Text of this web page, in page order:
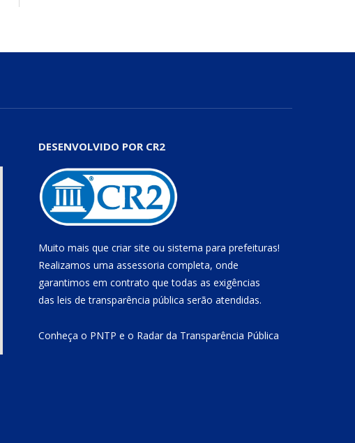
DESENVOLVIDO POR CR2
Muito mais que criar site ou sistema para prefeituras!
Realizamos uma assessoria completa, onde
garantimos em contrato que todas as exigências
das leis de transparência pública serão atendidas.
Conheça o PNTP e o Radar da Transparência Pública